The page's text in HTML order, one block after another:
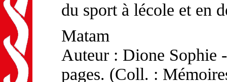
du sport à lécole et en
Matam
Auteur : Dione Sophie
pages. (Coll. :